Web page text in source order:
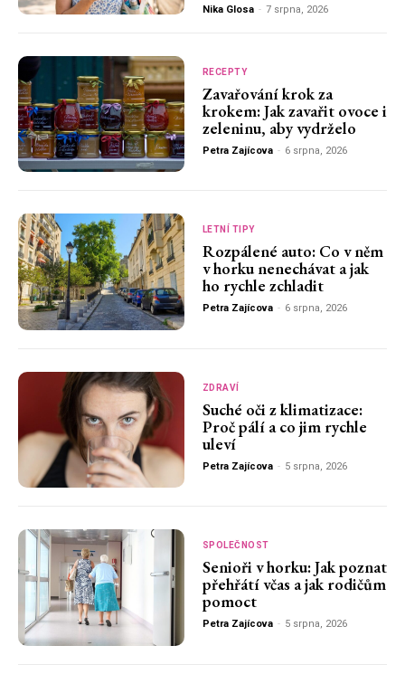
Nika Glosa - 7 srpna, 2026
RECEPTY
Zavařování krok za
krokem: Jak zavařit ovoce i
zeleninu, aby vydrželo
Petra Zajícova - 6 srpna, 2026
LETNÍ TIPY
Rozpálené auto: Co v něm
v horku nenechávat a jak
ho rychle zchladit
Petra Zajícova - 6 srpna, 2026
ZDRAVÍ
Suché oči z klimatizace:
Proč pálí a co jim rychle
uleví
Petra Zajícova - 5 srpna, 2026
SPOLEČNOST
Senioři v horku: Jak poznat
přehřátí včas a jak rodičům
pomoct
Petra Zajícova - 5 srpna, 2026